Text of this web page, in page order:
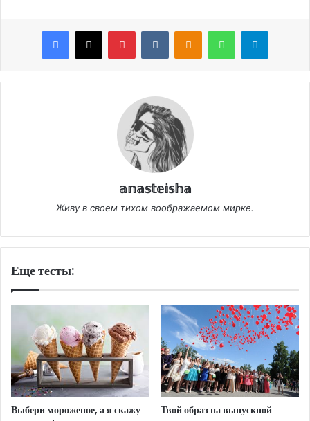
𝕒𝕟𝕒𝕤𝕥𝕖𝕚𝕤𝕙𝕒
Живу в своем тихом воображаемом мирке.
Еще тесты:
Выбери мороженое, а я скажу
Твой образ на выпускной